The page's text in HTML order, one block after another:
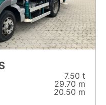
7.50 t
29.70 m
20.50 m